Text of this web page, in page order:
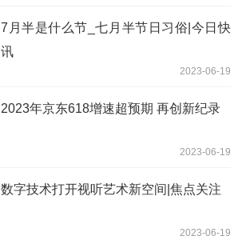
7月半是什么节_七月半节日习俗|今日快
讯
2023-06-19
2023年京东618增速超预期 再创新纪录
2023-06-19
数字技术打开视听艺术新空间|焦点关注
2023-06-19